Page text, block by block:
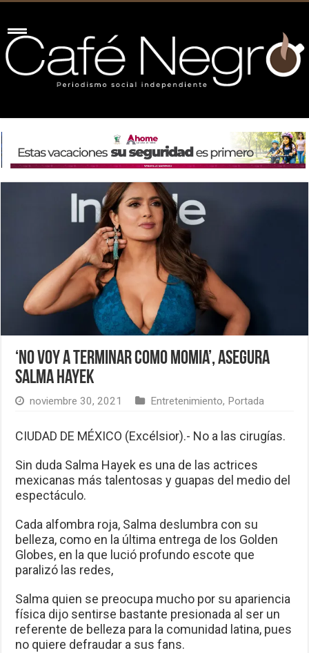
‘No voy a terminar como momia’, asegura
Salma Hayek
noviembre 30, 2021 Entretenimiento, Portada
CIUDAD DE MÉXICO (Excélsior).- No a las cirugías.
Sin duda Salma Hayek es una de las actrices
mexicanas más talentosas y guapas del medio del
espectáculo.
Cada alfombra roja, Salma deslumbra con su
belleza, como en la última entrega de los Golden
Globes, en la que lució profundo escote que
paralizó las redes,
Salma quien se preocupa mucho por su apariencia
física dijo sentirse bastante presionada al ser un
referente de belleza para la comunidad latina, pues
no quiere defraudar a sus fans.